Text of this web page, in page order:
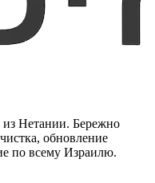
Нетании. Бережно
обновление
по всему Израилю.